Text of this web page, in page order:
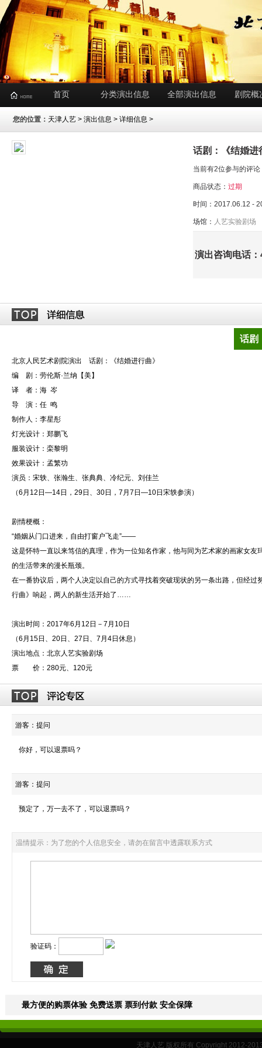
首页 分类演出信息 全部演出信息 剧院概
您的位置： 天津人艺 > 演出信息 > 详细信息 >
话剧：《结婚进
当前有2位参与的评论
商品状态： 过期
时间：2017.06.12 -
场馆： 人艺实验剧场
演出咨询电话
话剧
北京人民艺术剧院演出 话剧：《结婚进行曲》
编 剧：劳伦斯·兰纳【美】
译 者：海 岑
导 演：任 鸣
制作人：李星彤
灯光设计：郑鹏飞
服装设计：栾黎明
效果设计：孟繁功
演员：宋轶、张瀚生、张典典、冷纪元、刘佳兰
（6月12日—14日，29日、30日，7月7日—10日宋轶参演）
剧情梗概：
“婚姻从门口进来，自由打窗户飞走”——
这是怀特一直以来笃信的真理，作为一位知名作家，他与同为艺术家的画家女
的生活带来的漫长瓶颈。
在一番协议后，两个人决定以自己的方式寻找着突破现状的另一条出路，但经
行曲》响起，两人的新生活开始了……
演出时间：2017年6月12日－7月10日
（6月15日、20日、27日、7月4日休息）
演出地点：北京人艺实验剧场
票 价：280元、120元
游客：提问
你好，可以退票吗？
游客：提问
预定了，万一去不了，可以退票吗？
温情提示：为了您的个人信息安全，请勿在留言中透露联系方式
验证码：
最方便的购票体验 免费送票 票到付款 安全保障
天津人艺 版权所有 Copyright 2012-